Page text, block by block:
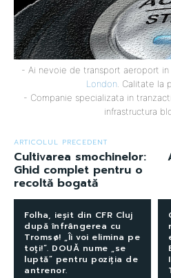
- Ai nevoie de transport aeroport in
London . Calitate la
- Companie specializata in
infrastructura
ARTICOLUL PRECEDENT
Cultivarea smochinelor:
Ghid complet pentru o
recoltă bogată
Folha, ieșit din CFR Cluj
după înfrângerea cu
Tromsø! „Îi voi elimina pe
toți!”. DOUĂ nume „se
luptă” pentru poziția de
antrenor.